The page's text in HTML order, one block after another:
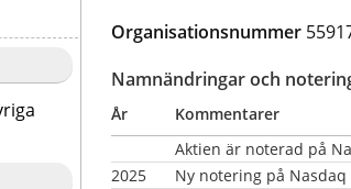
Organisationsnummer
Namnändringar och
År
Kommentarer
Aktien är noterad på
2025
Ny notering på